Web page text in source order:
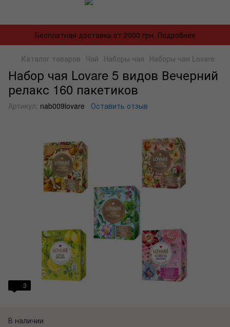
Бесплатная доставка от 2000 грн. Подробнее
Каталог товаров Чай Наборы чая Наборы чая Lovare
Набор чая Lovare 5 видов Вечерний
релакс 160 пакетиков
Артикул: nab009lovare Оставить отзыв
3
В наличии